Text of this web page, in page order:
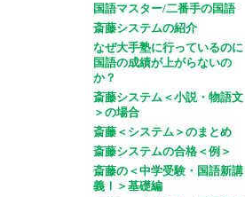
国語マスター/二番手の国語
斎藤システムの紹介
なぜ大手塾に行っているのに
国語の成績が上がらないの
か？
斎藤システム＜小説・物語文
＞の場合
斎藤＜システム＞のまとめ
斎藤システムの合格＜例＞
斎藤の＜中学受験・国語新講
義Ⅰ＞基礎編